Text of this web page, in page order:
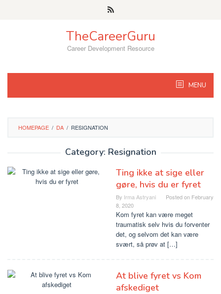
TheCareerGuru
Career Development Resource
MENU
HOMEPAGE / DA / RESIGNATION
Category: Resignation
Ting ikke at sige eller
gøre, hvis du er fyret
By Irma Astryani Posted on February
8, 2020
Kom fyret kan være meget
traumatisk selv hvis du forventer
det, og selvom det kan være
svært, så prøv at […]
At blive fyret vs Kom
afskediget